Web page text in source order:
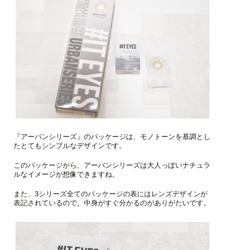
『アーバンシリーズ』のパッケージは、モノトーンを基調とし
たとてもシンプルなデザインです。
このパッケージから、アーバンシリーズは大人っぽいナチュラ
ルなイメージが想像できますね。
また、3シリーズ全てのパッケージの表にはレンズデザインが
表記されているので、中身がすぐ分かるのがありがたいです。